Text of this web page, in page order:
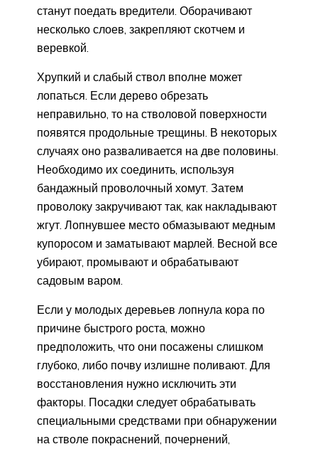
станут поедать вредители. Оборачивают
несколько слоев, закрепляют скотчем и
веревкой.
Хрупкий и слабый ствол вполне может
лопаться. Если дерево обрезать
неправильно, то на стволовой поверхности
появятся продольные трещины. В некоторых
случаях оно разваливается на две половины.
Необходимо их соединить, используя
бандажный проволочный хомут. Затем
проволоку закручивают так, как накладывают
жгут. Лопнувшее место обмазывают медным
купоросом и заматывают марлей. Весной все
убирают, промывают и обрабатывают
садовым варом.
Если у молодых деревьев лопнула кора по
причине быстрого роста, можно
предположить, что они посажены слишком
глубоко, либо почву излишне поливают. Для
восстановления нужно исключить эти
факторы. Посадки следует обрабатывать
специальными средствами при обнаружении
на стволе покраснений, почернений,